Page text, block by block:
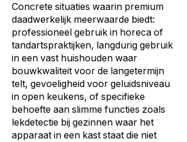
Concrete situaties waarin premium
daadwerkelijk meerwaarde biedt:
professioneel gebruik in horeca of
tandartspraktijken, langdurig gebruik
in een vast huishouden waar
bouwkwaliteit voor de langetermijn
telt, gevoeligheid voor geluidsniveau
in open keukens, of specifieke
behoefte aan slimme functies zoals
lekdetectie bij gezinnen waar het
apparaat in een kast staat die niet